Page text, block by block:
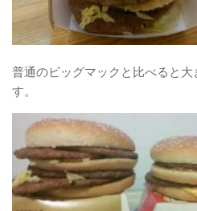
普通のビッグマックと比べると
す。